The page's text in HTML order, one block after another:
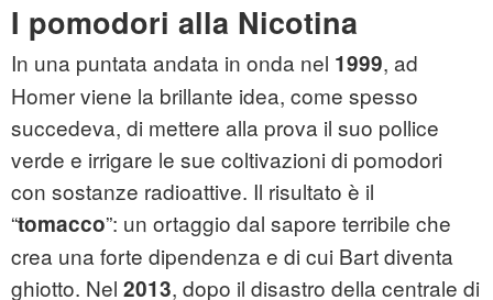
I pomodori alla Nicotina
In una puntata andata in onda nel 1999, ad
Homer viene la brillante idea, come spesso
succedeva, di mettere alla prova il suo pollice
verde e irrigare le sue coltivazioni di pomodori
con sostanze radioattive. Il risultato è il
“tomacco”: un ortaggio dal sapore terribile che
crea una forte dipendenza e di cui Bart diventa
ghiotto. Nel 2013, dopo il disastro della centrale di